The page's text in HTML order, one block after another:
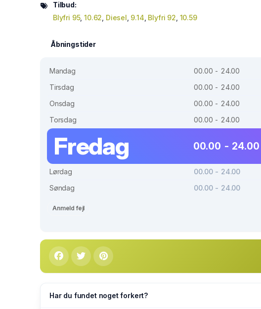
Tilbud:
Blyfri 95,10.62 Diesel 9.14 Blyfri 92 10.59
Åbningstider
Mandag
00.00 - 24.00
Tirsdag
00.00 - 24.00
Onsdag
00.00 - 24.00
Torsdag
00.00 - 24.00
Fredag 00.00 - 24.00
Lørdag
00.00 - 24.00
Søndag
00.00 - 24.00
Anmeld fejl
Har du fundet noget forkert?